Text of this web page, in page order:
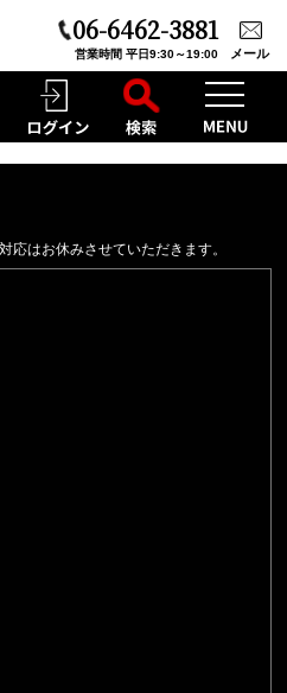
メール
06-6462-3881
営業時間 平日9:30～19:00
応はお休みさせていただきます。